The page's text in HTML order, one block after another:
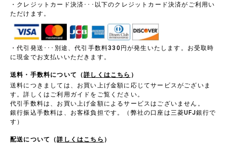
・クレジットカード決済･･･以下のクレジットカード決済がご利用い
ただけます。
・代引発送･･･別途、代引手数料330円が発生いたします。お受取時
に現金でお支払いいただきます。
送料・手数料について（詳しくはこちら ）
送料につきましては、お買い上げ金額に応じてサービスがございま
す。詳しくはご利用ガイドをご覧ください。
代引手数料は、お買い上げ金額によるサービスはございません。
銀行振込手数料は、お客様負担です。（弊社の口座は三菱UFJ銀行で
す）
配送について（詳しくはこちら ）